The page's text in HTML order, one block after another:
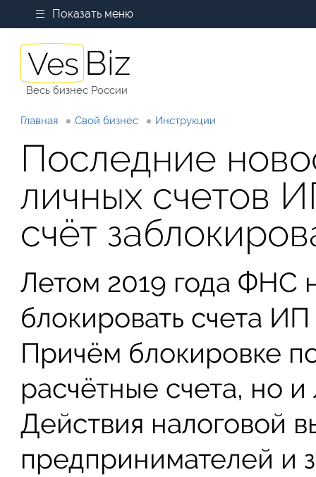
Показать меню
Весь бизнес России
Главная Свой бизнес Инструкции
Последние
личных счетов
счёт
Летом 2019 года ФНС
блокировать счета
Причём блокировке
расчётные счета, но
Действия налоговой
предпринимателей и